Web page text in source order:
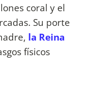
coral y el
Su porte
la Reina
físicos